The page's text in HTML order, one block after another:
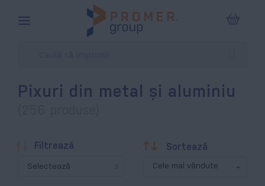
Pixuri din metal și aluminiu
Filtrează
Selectează
Sortează
Descendentă